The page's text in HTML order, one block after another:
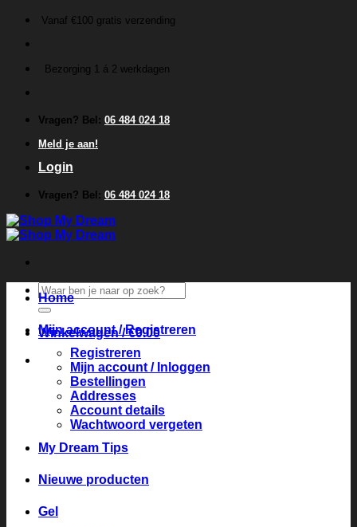
inhoud
Vanaf €100 gratis verzending
Bezorging 1 á 2 werkdagen
Vragen? Bel: 06 484 024 18
Meld je aan!
Login
Vragen? Bel: 06 484 024 18
Zoeken
naar:
Winkelwagen /€0.00
Home
Mijn account / Registreren
Registreren
Mijn account / Inloggen
Bestellingen
Addresses
Account details
Wachtwoord vergeten
My Dream Tips
Nieuwe producten
Gel